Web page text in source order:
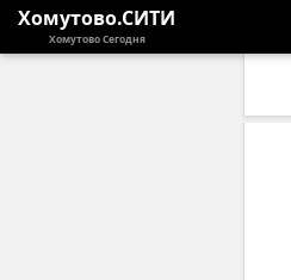
Хомутово.СИТИ
Хомутово Сегодня